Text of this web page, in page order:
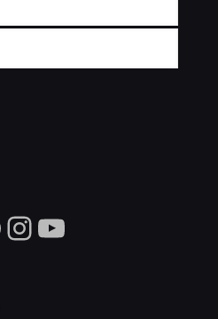
www.facebook.com/
Instagram
https://